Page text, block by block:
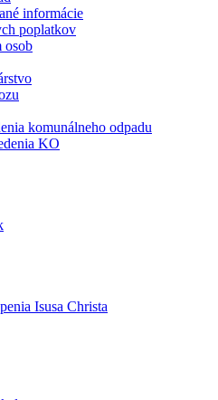
informácie
poplatkov
osob
komunálneho odpadu
KO
Isusa Christa